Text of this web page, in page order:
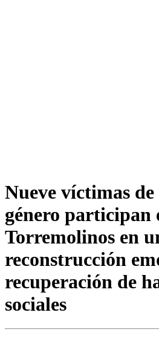
Nueve víctimas
género participan
Torremolinos en
reconstrucción
recuperación de
sociales